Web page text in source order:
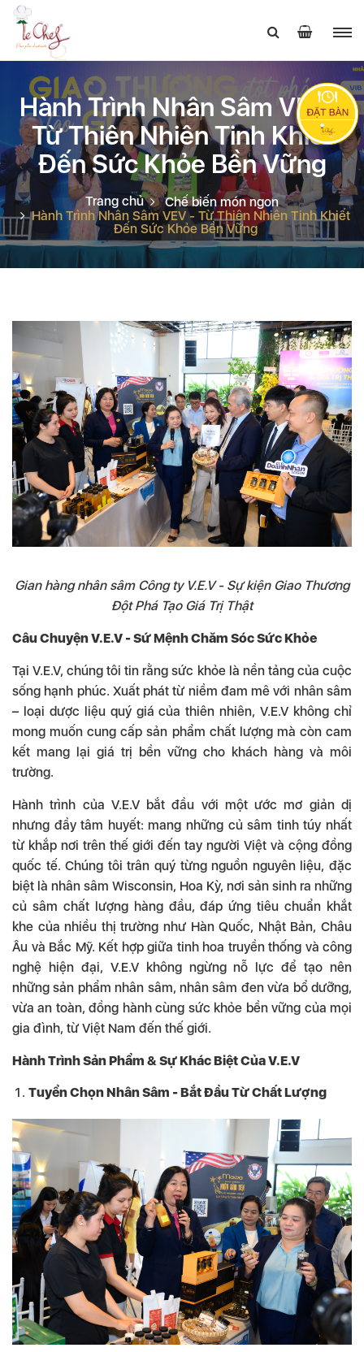
Hành Trình Nhân Sâm VEV -
Từ Thiên Nhiên Tinh Khiết
Đến Sức Khỏe Bền Vững
Trang chủ
Chế biến món ngon
Hành Trình Nhân Sâm VEV - Từ Thiên Nhiên Tinh Khiết
Đến Sức Khỏe Bền Vững
Gian hàng nhân sâm Công ty V.E.V - Sự kiện Giao Thương
Đột Phá Tạo Giá Trị Thật
Câu Chuyện V.E.V - Sứ Mệnh Chăm Sóc Sức Khỏe
Tại V.E.V, chúng tôi tin rằng sức khỏe là nền tảng của cuộc
sống hạnh phúc. Xuất phát từ niềm đam mê với nhân sâm
– loại dược liệu quý giá của thiên nhiên, V.E.V không chỉ
mong muốn cung cấp sản phẩm chất lượng mà còn cam
kết mang lại giá trị bền vững cho khách hàng và môi
trường.
Hành trình của V.E.V bắt đầu với một ước mơ giản dị
nhưng đầy tâm huyết: mang những củ sâm tinh túy nhất
từ khắp nơi trên thế giới đến tay người Việt và cộng đồng
quốc tế. Chúng tôi trân quý từng nguồn nguyên liệu, đặc
biệt là nhân sâm Wisconsin, Hoa Kỳ, nơi sản sinh ra những
củ sâm chất lượng hàng đầu, đáp ứng tiêu chuẩn khắt
khe của nhiều thị trường như Hàn Quốc, Nhật Bản, Châu
Âu và Bắc Mỹ. Kết hợp giữa tinh hoa truyền thống và công
nghệ hiện đại, V.E.V không ngừng nỗ lực để tạo nên
những sản phẩm nhân sâm, nhân sâm đen vừa bổ dưỡng,
vừa an toàn, đồng hành cùng sức khỏe bền vững của mọi
gia đình, từ Việt Nam đến thế giới.
Hành Trình Sản Phẩm & Sự Khác Biệt Của V.E.V
Tuyển Chọn Nhân Sâm - Bắt Đầu Từ Chất Lượng